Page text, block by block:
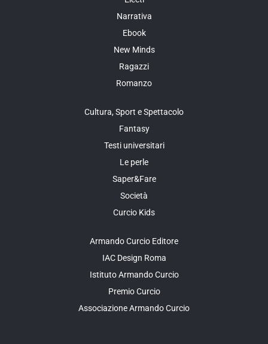
Narrativa
Ebook
New Minds
Ragazzi
Romanzo
Cultura, Sport e Spettacolo
Fantasy
Testi universitari
Le perle
Saper&Fare
Società
Curcio Kids
Armando Curcio Editore
IAC Design Roma
Istituto Armando Curcio
Premio Curcio
Associazione Armando Curcio